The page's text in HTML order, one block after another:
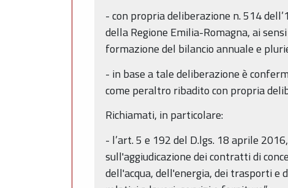
- con propria deliberazione n. 514
della Regione Emilia-Romagna, ai
formazione del bilancio annuale e
- in base a tale deliberazione è
come peraltro ribadito con propria
Richiamati, in particolare:
- l’art. 5 e 192 del D.lgs. 18 aprile
sull'aggiudicazione dei contratti di
dell'acqua, dell'energia, dei trasporti